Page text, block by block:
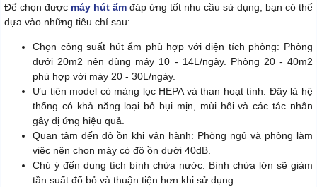
Để chọn được máy hút ẩm đáp ứng tốt nhu cầu sử dụng, bạn có thể
dựa vào những tiêu chí sau:
Chọn công suất hút ẩm phù hợp với diện tích phòng: Phòng
dưới 20m2 nên dùng máy 10 - 14L/ngày. Phòng 20 - 40m2
phù hợp với máy 20 - 30L/ngày.
Ưu tiên model có màng lọc HEPA và than hoạt tính: Đây là hệ
thống có khả năng loại bỏ bụi mịn, mùi hôi và các tác nhân
gây dị ứng hiệu quả.
Quan tâm đến độ ồn khi vận hành: Phòng ngủ và phòng làm
việc nên chọn máy có độ ồn dưới 40dB.
Chú ý đến dung tích bình chứa nước: Bình chứa lớn sẽ giảm
tần suất đổ bỏ và thuận tiện hơn khi sử dụng.